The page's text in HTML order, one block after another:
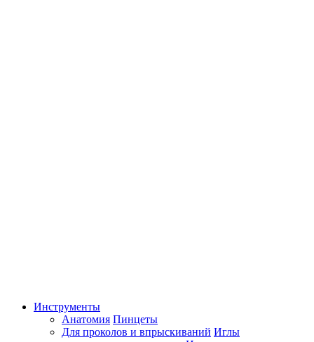
Инструменты
Анатомия Пинцеты
Для проколов и впрыскиваний Иглы